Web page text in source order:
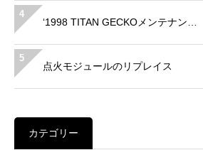
4
‘1998 TITAN GECKOメンテナン…
5
点火モジュールのリプレイス
カテゴリー